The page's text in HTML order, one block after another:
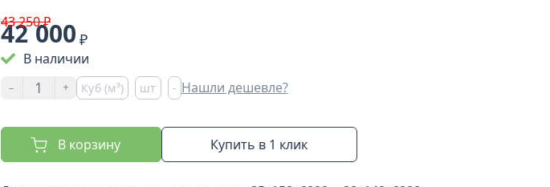
43 250 ₽
42 000 ₽
В наличии
-
+ Куб (м³) шт - Нашли дешевле?
В корзину Купить в 1 клик